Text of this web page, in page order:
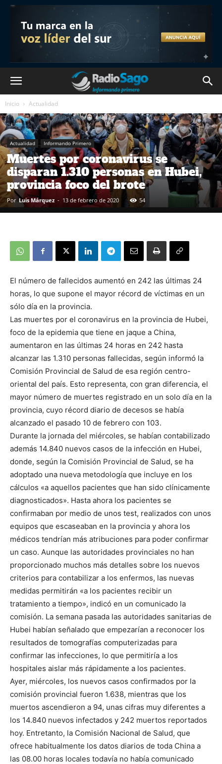
Inicio Actualidad
Actualidad Informando Primero
Muertes por coronavirus se
disparan 1.310 personas en Hubei,
provincia foco del brote
Por Luis Márquez - 13 de febrero de 2020 54
El número de fallecidos aumentó en 242 las últimas 24
horas, lo que supone el mayor récord de víctimas en un
sólo día en la provincia.
Las muertes por el coronavirus en la provincia de Hubei,
foco de la epidemia que tiene en jaque a China,
aumentaron en las últimas 24 horas en 242 hasta
alcanzar las 1.310 personas fallecidas, según informó la
Comisión Provincial de Salud de esa región centro-
oriental del país. Esto representa, con gran diferencia, el
mayor número de muertes registrado en un solo día en la
provincia, cuyo récord diario de decesos se había
alcanzado el pasado 10 de febrero con 103.
Durante la jornada del miércoles, se habían contabilizado
además 14.840 nuevos casos de la infección en Hubei,
donde, según la Comisión Provincial de Salud, se ha
adoptado una nueva metodología que incluye en los
cálculos «a aquellos pacientes que han sido clínicamente
diagnosticados». Hasta ahora los pacientes se
confirmaban por medio de unos test, realizados con unos
equipos que escaseaban en la provincia y ahora los
médicos tendrían más atribuciones para poder confirmar
un caso. Aunque las autoridades provinciales no han
proporcionado muchos más detalles sobre los nuevos
criterios para contabilizar a los enfermos, las nuevas
medidas permitirán «a los pacientes recibir un
tratamiento a tiempo», indicó en un comunicado la
comisión. La semana pasada las autoridades sanitarias de
Hubei habían señalado que empezarían a reconocer los
resultados de tomografías computerizadas para
confirmar las infecciones, lo que permitiría a los
hospitales aislar más rápidamente a los pacientes.
Ayer, miércoles, los nuevos casos confirmados por la
comisión provincial fueron 1.638, mientras que los
muertos ascendieron a 94, unas cifras muy diferentes a
los 14.840 nuevos infectados y 242 muertos reportados
hoy. Entretanto, la Comisión Nacional de Salud, que
ofrece habitualmente los datos diarios de toda China a
las 08.00 horas locales todavía no había comunicado